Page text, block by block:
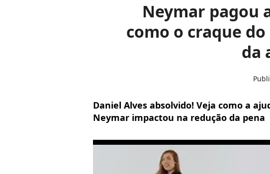
Neymar pagou
como o craque
da
Daniel Alves absolvido! Veja como a
Neymar impactou na redução da pena